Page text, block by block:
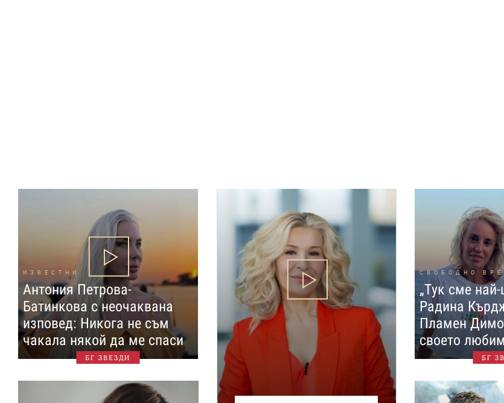
ИЗВЕСТНИ
Антония Петрова-
Батинкова с неочаквана
изповед: Никога не съм
чакала някой да ме спаси
БГ ЗВЕЗДИ
СВОБОДНО
„Тук сме
Радина
Пламен
своето
БГ